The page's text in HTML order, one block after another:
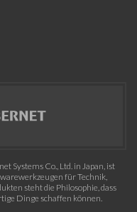
Systems Co., Ltd. in Japan, ist
für Technik,
steht die Philosophie, dass
Dinge schaffen können.